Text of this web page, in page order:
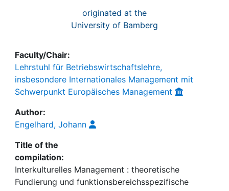
originated at the
University of Bamberg
Faculty/Chair:
Lehrstuhl für Betriebswirtschaftslehre,
insbesondere Internationales Management mit
Schwerpunkt Europäisches Management
Author:
Engelhard, Johann
Title of the
compilation:
Interkulturelles Management : theoretische
Fundierung und funktionsbereichsspezifische